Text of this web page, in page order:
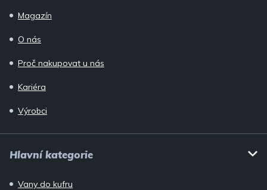
Magazín
O nás
Proč nakupovat u nás
Kariéra
Výrobci
Hlavní kategorie
Vany do kufru